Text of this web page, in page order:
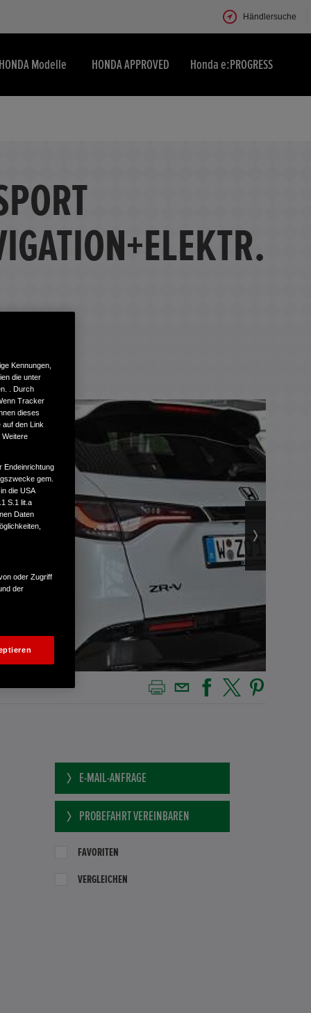
Händlersuche
Modelle HONDA APPROVED Honda e:PROGRESS
E-MAIL-ANFRAGE
PROBEFAHRT VEREINBAREN
FAVORITEN
VERGLEICHEN
Kennungen,
die unter
. Durch
Tracker
dieses
auf den Link
Weitere
Endeinrichtung
gem.
die USA
S.1 lit.a
Daten
oder Zugriff
der